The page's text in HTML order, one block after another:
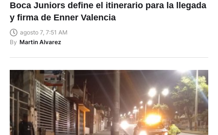
Boca Juniors define el itinerario para la llegada
y firma de Enner Valencia
agosto 7, 7:51 AM
By Martin Alvarez